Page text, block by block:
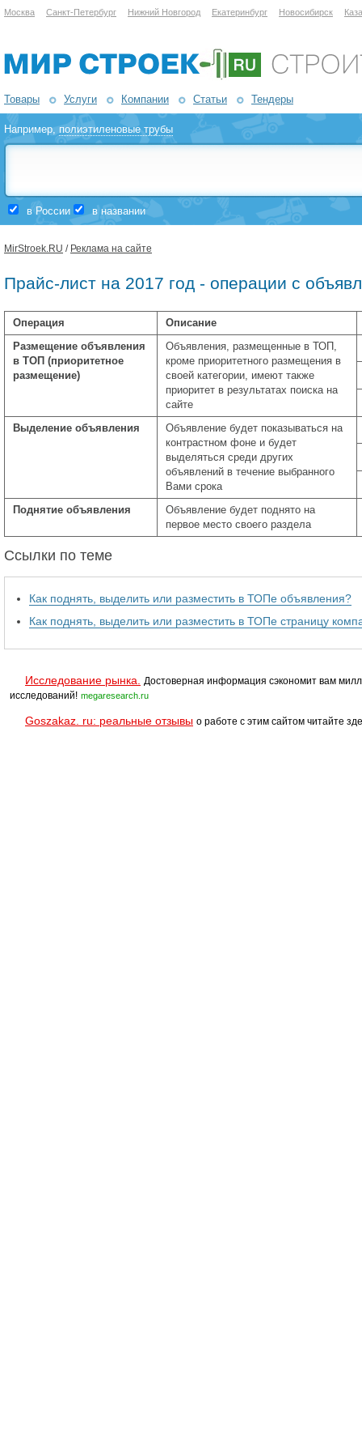
Москва Санкт-Петербург Нижний Новгород Екатеринбург Новосибирск
Товары Услуги Компании Статьи Тендеры
Например,полиэтиленовые трубы
в России в названии
MirStroek.RU / Реклама на сайте
Прайс-лист на 2017 год - операции с
Операция
Описание
Размещение объявления
в ТОП (приоритетное
размещение)
Объявления, размещенные в ТОП,
кроме приоритетного размещения в
своей категории, имеют также
приоритет в результатах поиска на
сайте
Выделение объявления
Объявление будет показываться на
контрастном фоне и будет
выделяться среди других
объявлений в течение выбранного
Вами срока
Поднятие объявления
Объявление будет поднято на
первое место своего раздела
Ссылки по теме
Как поднять, выделить или разместить в ТОПе объявления?
Как поднять, выделить или разместить в ТОПе страницу
Исследование рынка.
Достоверная информация сэкономит вам
исследований! megaresearch.ru
Goszakaz. ru: реальные отзывы о работе с этим сайтом читайте